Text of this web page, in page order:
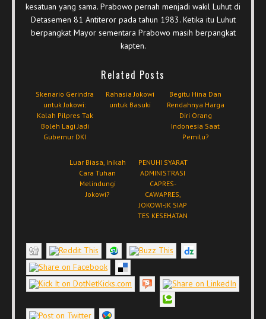
kesatuan yang sama. Prabowo pernah menjadi wakil Luhut di
Detasemen 81 Antiteror pada tahun 1983. Ketika itu Luhut
berpangkat Mayor sementara Prabowo masih berpangkat
kapten.
Related Posts
Skenario Gerindra
untuk Jokowi:
Kalah Pilpres Tak
Boleh Lagi Jadi
Gubernur DKI
Rahasia Jokowi
untuk Basuki
Begitu Hina Dan
Rendahnya Harga
Diri Orang
Indonesia Saat
Pemilu?
Luar Biasa, Inikah
Cara Tuhan
Melindungi
Jokowi?
PENUHI SYARAT
ADMINISTRASI
CAPRES-
CAWAPRES,
JOKOWI-JK SIAP
TES KESEHATAN